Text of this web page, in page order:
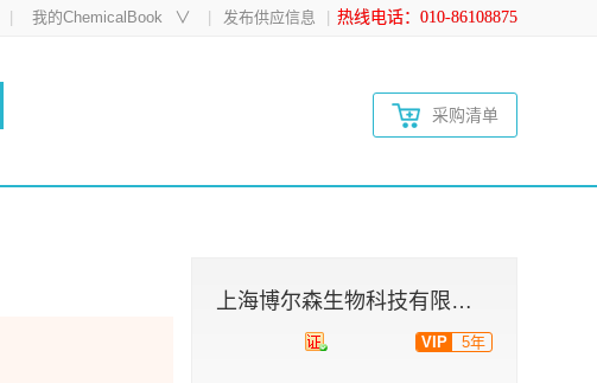
热线电话：010-86108875
我的ChemicalBook ∨ 发布供应信息
采购清单
上海博尔森生物科技有限公司
VIP 5年